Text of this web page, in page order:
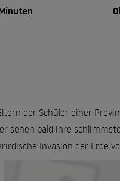
der Schüler einer
sehen bald ihre
Invasion der Erde